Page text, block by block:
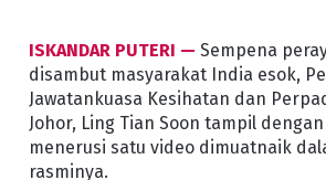
ISKANDAR PUTERI — Sempena
disambut masyarakat India esok,
Jawatankuasa Kesihatan dan
Johor, Ling Tian Soon tampil
menerusi satu video dimuatnaik
rasminya.